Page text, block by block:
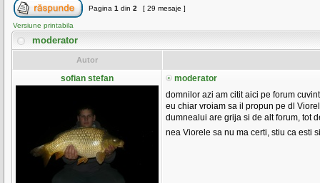
Pagina 1 din 2 [ 29 mesaje ]
Versiune printabila
moderator
Autor
sofian stefan
moderator
domnilor azi am citit aici pe forum
eu chiar vroiam sa il propun pe dl
dumnealui are grija si de alt forum, tot
nea Viorele sa nu ma certi, stiu ca esti